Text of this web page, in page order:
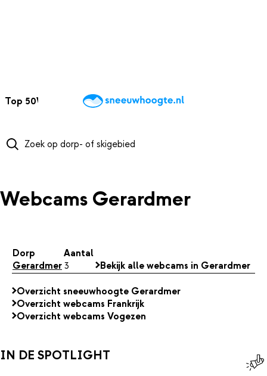
Top 50Webcams WintersportweerKaarten
Webcams Gerardmer
Dorp
Aantal
Gerardmer 3 Bekijk alle webcams in Gerardmer
Overzicht sneeuwhoogte Gerardmer
Overzicht webcams Frankrijk
Overzicht webcams Vogezen
IN DE SPOTLIGHT